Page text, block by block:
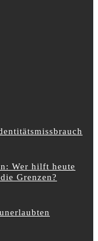
Wer hilft heute
Grenzen?